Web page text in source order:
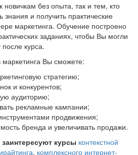
без опыта, так и тем, кто
знания и получить практические
маркетинга. Обучение построено
заданиях, чтобы Вы могли
курса.
маркетинга Вы сможете:
стратегию;
и конкурентов;
аудиторию;
рекламные кампании;
продвижения;
бренда и увеличивать продажи.
курсы контекстной
, комплексного интернет-